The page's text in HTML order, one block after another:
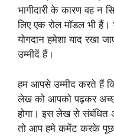
भागीदारी के कारण वह न
लिए एक रोल मॉडल भी हैं।
योगदान हमेशा याद रखा
उम्मीदें हैं।
हम आपसे उम्मीद करते हैं
लेख को आपको पढ़कर
होगा। इस लेख से संबंधित
तो आप हमे कमेंट करके